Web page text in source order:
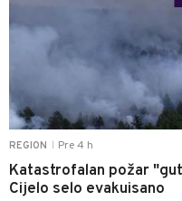
REGION Pre 4 h
Katastrofalan požar
Cijelo selo evakuisano